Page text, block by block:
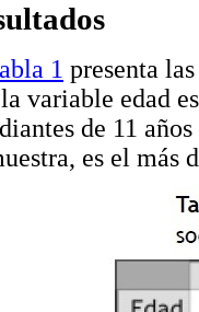
1 presenta
variable edad
de 11
es el más